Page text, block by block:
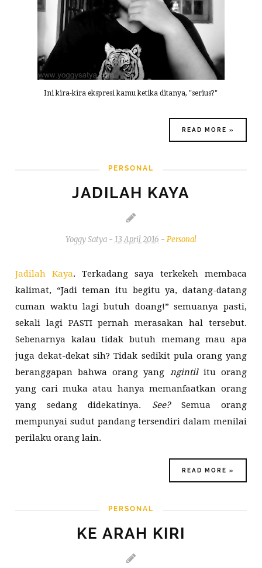
Ini kira-kira ekspresi kamu ketika ditanya, "serius?"
READ MORE »
PERSONAL
JADILAH KAYA
Yoggy Satya - 13 April 2016 - Personal
Jadilah Kaya. Terkadang saya terkekeh membaca
kalimat, “Jadi teman itu begitu ya, datang-datang
cuman waktu lagi butuh doang!” semuanya pasti,
sekali lagi PASTI pernah merasakan hal tersebut.
Sebenarnya kalau tidak butuh memang mau apa
juga dekat-dekat sih? Tidak sedikit pula orang yang
beranggapan bahwa orang yang ngintilitu orang
yang cari muka atau hanya memanfaatkan orang
yang sedang didekatinya. See?Semua orang
mempunyai sudut pandang tersendiri dalam menilai
perilaku orang lain.
READ MORE »
PERSONAL
KE ARAH KIRI